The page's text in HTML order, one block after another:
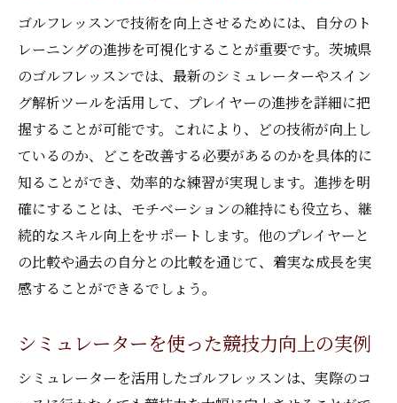
ゴルフレッスンで技術を向上させるためには、自分のト
レーニングの進捗を可視化することが重要です。茨城県
のゴルフレッスンでは、最新のシミュレーターやスイン
グ解析ツールを活用して、プレイヤーの進捗を詳細に把
握することが可能です。これにより、どの技術が向上し
ているのか、どこを改善する必要があるのかを具体的に
知ることができ、効率的な練習が実現します。進捗を明
確にすることは、モチベーションの維持にも役立ち、継
続的なスキル向上をサポートします。他のプレイヤーと
の比較や過去の自分との比較を通じて、着実な成長を実
感することができるでしょう。
シミュレーターを使った競技力向上の実例
シミュレーターを活用したゴルフレッスンは、実際のコ